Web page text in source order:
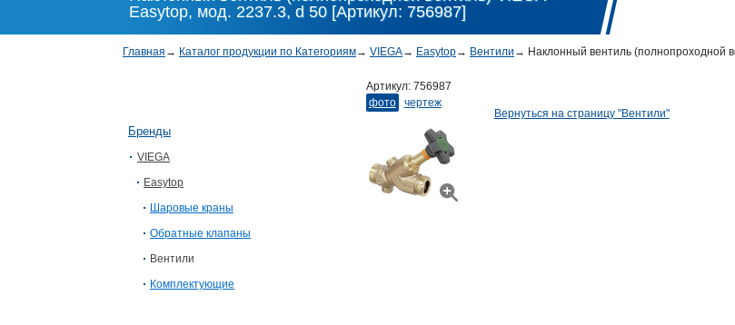
Easytop, мод. 2237.3, d 50 [Артикул: 756987]
Главная → Каталог продукции по Категориям→ VIEGA→ Easytop→ Вентили → Наклонный вентиль (полнопроходной
Бренды
VIEGA
Easytop
Шаровые краны
Обратные клапаны
Вентили
Комплектующие
Артикул: 756987
фото
чертеж
Вернуться на страницу "Вентили"